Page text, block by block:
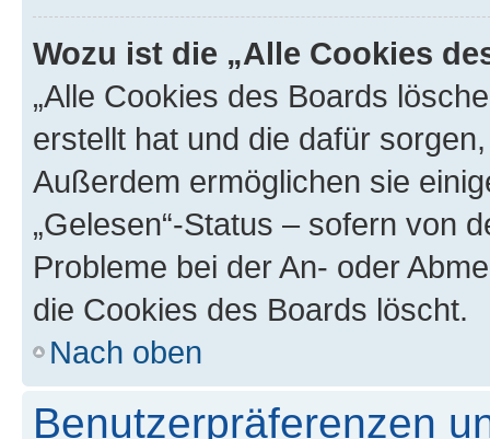
Wozu ist die „Alle Cookies
„Alle Cookies des Boards
erstellt hat und die dafür
Außerdem ermöglichen sie
„Gelesen“-Status – sofern von
Probleme bei der An- oder
die Cookies des Boards löscht.
Nach oben
Benutzerpräferenzen